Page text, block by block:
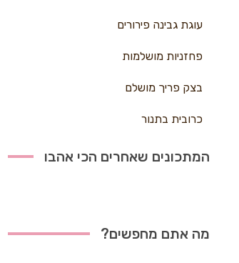
עוגת גבינה פירורים
פחזניות מושלמות
בצק פריך מושלם
כרובית בתנור
המתכונים שאחרים הכי אהבו
מה אתם מחפשים?